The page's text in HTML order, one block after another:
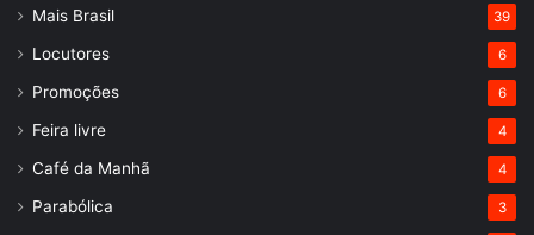
Mais Brasil 39
Locutores 6
Promoções 6
Feira livre 4
Café da Manhã 4
Parabólica 3